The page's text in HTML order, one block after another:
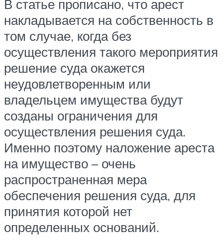
В статье прописано, что арест
накладывается на собственность в
том случае, когда без
осуществления такого мероприятия
решение суда окажется
неудовлетворенным или
владельцем имущества будут
созданы ограничения для
осуществления решения суда.
Именно поэтому наложение ареста
на имущество – очень
распространенная мера
обеспечения решения суда, для
принятия которой нет
определенных оснований.